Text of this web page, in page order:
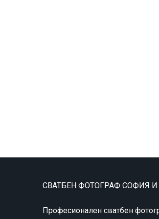
СВАТБЕН ФОТОГРАФ СОФИЯ
Професионален сватбен